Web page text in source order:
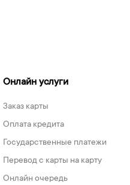
Онлайн услуги
Заказ карты
Оплата кредита
Государственные платежи
Перевод с карты на карту
Онлайн очередь